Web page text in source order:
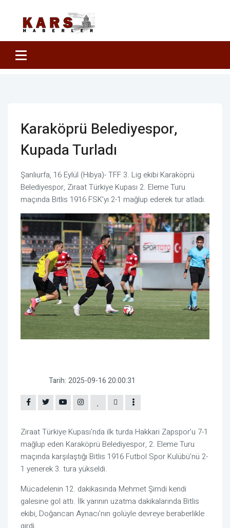
Karaköprü Belediyespor,
Kupada Turladı
Şanlıurfa, 16 Eylül (Hibya)- TFF 3. Lig ekibi Karaköprü
Belediyespor, Ziraat Türkiye Kupası 2. Eleme Turu
maçında Bitlis 1916 FSK’yı 2-1 mağlup ederek tur atladı.
Tarih: 2025-09-16 20:00:31
Ziraat Türkiye Kupası'nda ilk turda Hakkari Zapspor’u 7-1
mağlup eden Karaköprü Belediyespor, 2. Eleme Turu
maçında karşılaştığı Bitlis 1916 Futbol Spor Kulübü’nü 2-
1 yenerek 3. tura yükseldi.
Mücadelenin 12. dakikasında Mehmet Şimdi kendi
galesine gol attı. İlk yarının uzatma dakikalarında Bitlis
ekibi, Doğancan Aynacı’nın golüyle devreye beraberlikle